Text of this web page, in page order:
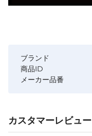
ブランド
商品ID
メーカー品番
カスタマーレビュー